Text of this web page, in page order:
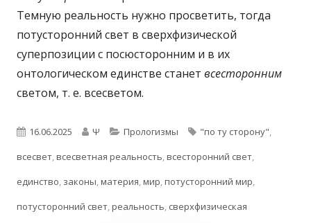
Темную реальность нужно просветить, тогда
потусторонний свет в сверхфизической
суперпозиции с посюсторонним и в их
онтологическом единстве станет всесторонним
светом, т. е. всесветом.
Опубликовано
16.06.2025 Автор
Ψ Рубрики
Прологизмы Метки
"по ту сторону",
всесвет,всесветная реальность,всесторонний свет,
единство, законы,материя,мир,потусторонний мир,
потусторонний свет,реальность, сверхфизическая